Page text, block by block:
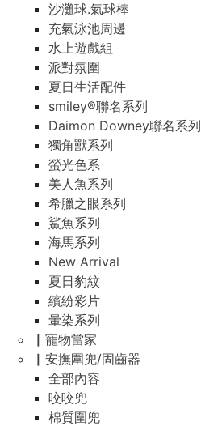
沙灘球.氣球棒
充氣泳池周邊
水上遊戲組
派對氛圍
夏日生活配件
smiley®聯名系列
Daimon Downey聯名系列
獨角獸系列
螢光色系
美人魚系列
希臘之眼系列
鯊魚系列
海馬系列
New Arrival
夏日豹紋
繽紛彩片
暈染系列
▏寵物當家
▏安撫圍兜/固齒器
全部內容
咬咬兜
棉質圍兜